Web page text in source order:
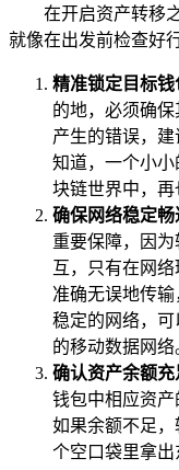
在开启资产转移
就像在出发前检查好
精准锁定目标钱
的地，必须确
产生的错误，
知道，一个小
块链世界中，再
确保网络稳定畅
重要保障，因
互，只有在网
准确无误地传
稳定的网络，
的移动数据网络
确认资产余额充
钱包中相应资产
如果余额不足
个空口袋里拿出